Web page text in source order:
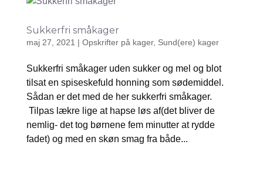
Sukkerfri småkager
maj 27, 2021 | Opskrifter på kager, Sund(ere) kager
Sukkerfri småkager uden sukker og mel og blot
tilsat en spiseskefuld honning som sødemiddel.
Sådan er det med de her sukkerfri småkager.
Tilpas lækre lige at hapse løs af(det bliver de
nemlig- det tog børnene fem minutter at rydde
fadet) og med en skøn smag fra både...